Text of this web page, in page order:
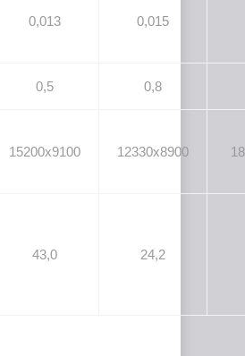
0,013 0,015
0,5 0,8
15200x9100 12330x8900
43,0 24,2